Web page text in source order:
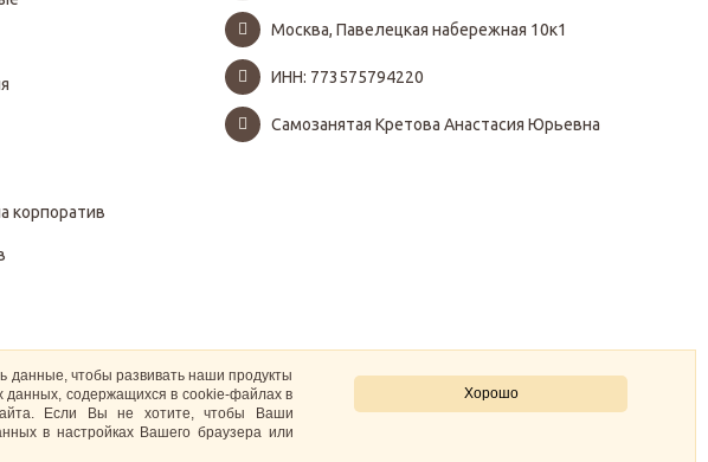
корпоратив
Москва, Павелецкая набережная 10к1
ИНН: 773575794220
Самозанятая Кретова Анастасия Юрьевна
Хорошо
данные, чтобы развивать наши продукты
данных, содержащихся в cookie-файлах в
Если Вы не хотите, чтобы Ваши
в настройках Вашего браузера или